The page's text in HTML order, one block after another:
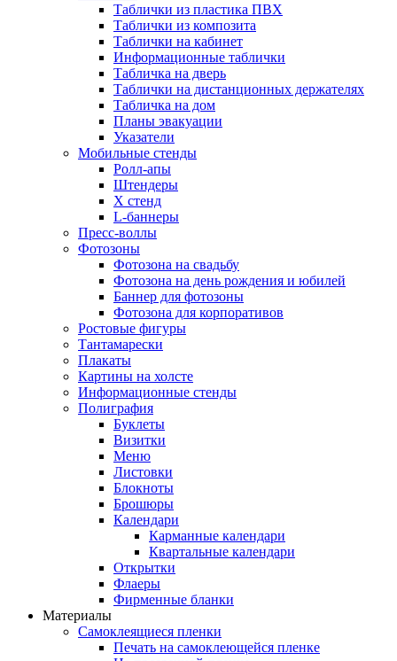
Таблички из пластика ПВХ
Таблички из композита
Таблички на кабинет
Информационные таблички
Табличка на дверь
Таблички на дистанционных держателях
Табличка на дом
Планы эвакуации
Указатели
Мобильные стенды
Ролл-апы
Штендеры
Х стенд
L-баннеры
Пресс-воллы
Фотозоны
Фотозона на свадьбу
Фотозона на день рождения и юбилей
Баннер для фотозоны
Фотозона для корпоративов
Ростовые фигуры
Тантамарески
Плакаты
Картины на холсте
Информационные стенды
Полиграфия
Буклеты
Визитки
Меню
Листовки
Блокноты
Брошюры
Календари
Карманные календари
Квартальные календари
Открытки
Флаеры
Фирменные бланки
Материалы
Самоклеящиеся пленки
Печать на самоклеющейся пленке